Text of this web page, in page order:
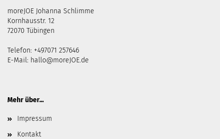
moreJOE Johanna Schlimme
Kornhausstr. 12
72070 Tübingen
Telefon: +497071 257646
E-Mail: hallo@moreJOE.de
Mehr über...
Impressum
Kontakt